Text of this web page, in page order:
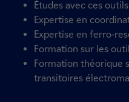
Études avec ces
Expertise en
Expertise en ferro-
Formation sur les
Formation théorique
transitoires